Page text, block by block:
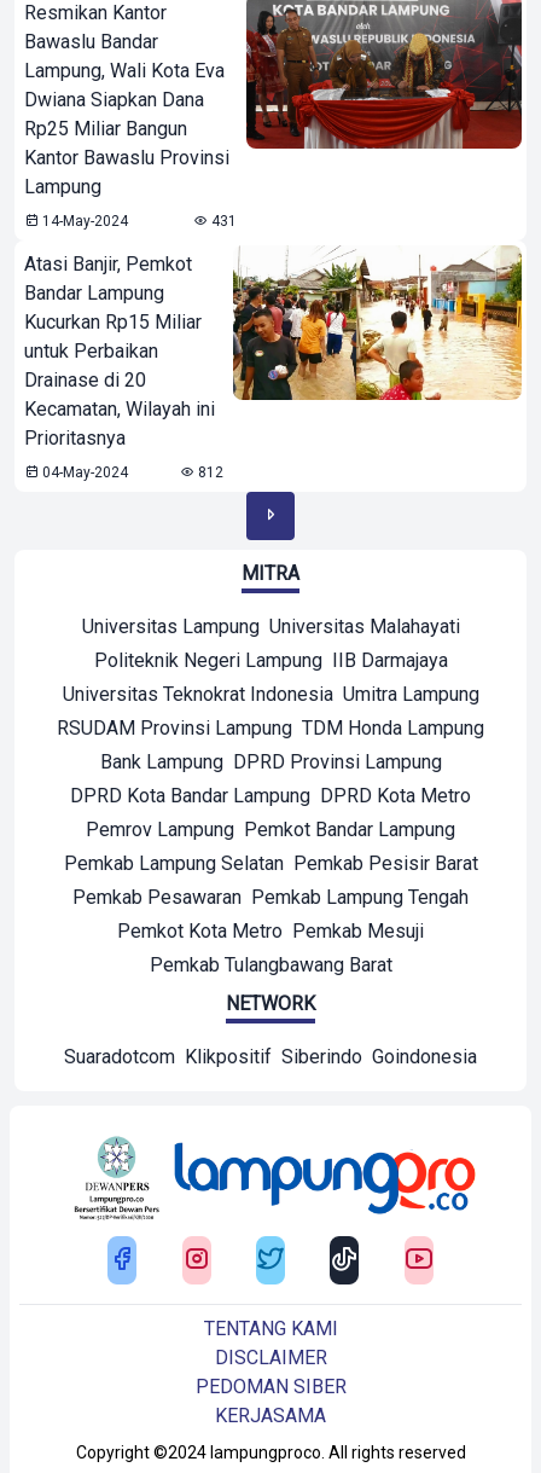
Resmikan Kantor
Bawaslu Bandar
Lampung, Wali Kota Eva
Dwiana Siapkan Dana
Rp25 Miliar Bangun
Kantor Bawaslu Provinsi
Lampung
14-May-2024 431
Atasi Banjir, Pemkot
Bandar Lampung
Kucurkan Rp15 Miliar
untuk Perbaikan
Drainase di 20
Kecamatan, Wilayah ini
Prioritasnya
04-May-2024 812
MITRA
Universitas Lampung Universitas Malahayati
Politeknik Negeri Lampung IIB Darmajaya
Universitas Teknokrat Indonesia Umitra Lampung
RSUDAM Provinsi Lampung TDM Honda Lampung
Bank Lampung DPRD Provinsi Lampung
DPRD Kota Bandar Lampung DPRD Kota Metro
Pemrov Lampung Pemkot Bandar Lampung
Pemkab Lampung Selatan Pemkab Pesisir Barat
Pemkab Pesawaran Pemkab Lampung Tengah
Pemkot Kota Metro Pemkab Mesuji
Pemkab Tulangbawang Barat
NETWORK
Suaradotcom Klikpositif Siberindo Goindonesia
Copyright ©2024 lampungproco. All rights reserved
TENTANG KAMI
DISCLAIMER
PEDOMAN SIBER
KERJASAMA